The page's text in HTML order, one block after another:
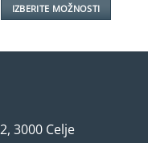
IZBERITE MOŽNOSTI
lahko
3000 Celje